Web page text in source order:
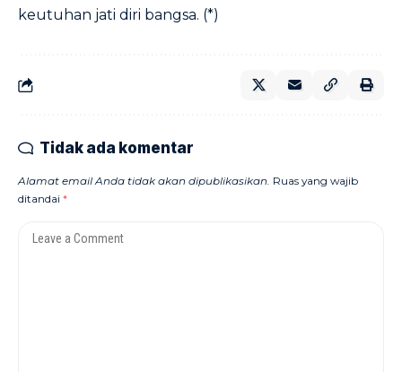
keutuhan jati diri bangsa. (*)
Tidak ada komentar
Alamat email Anda tidak akan dipublikasikan. Ruas yang wajib
ditandai *